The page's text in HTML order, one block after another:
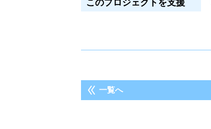
このプロジェクトを支援
一覧へ